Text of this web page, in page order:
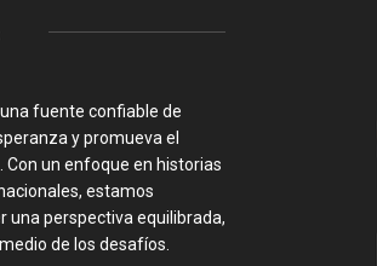
fuente confiable de
y promueva el
un enfoque en historias
estamos
perspectiva equilibrada,
de los desafíos.